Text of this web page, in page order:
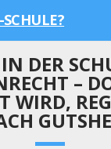
DER
–
WIRD,